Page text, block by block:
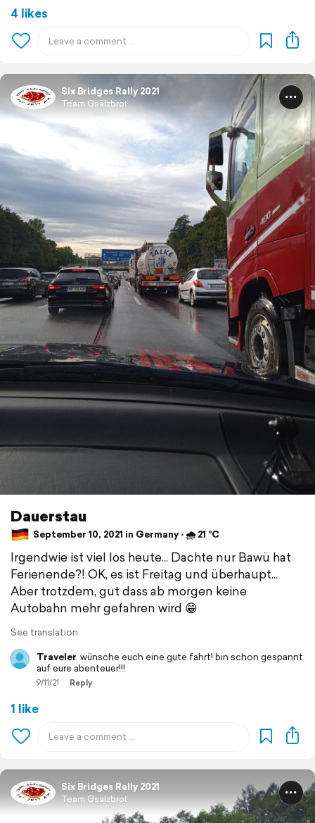
4 likes
Six Bridges Rally 2021
Team Gsälzbrot
Dauerstau
September 10, 2021 in Germany ⋅ 🌧 21 °C
Irgendwie ist viel los heute... Dachte nur Bawü hat
Ferienende?! OK, es ist Freitag und überhaupt...
Aber trotzdem, gut dass ab morgen keine
Autobahn mehr gefahren wird 😁
See translation
Traveler wünsche euch eine gute fahrt! bin schon gespannt
auf eure abenteuer!!!
9/11/21 Reply
1 like
Six Bridges Rally 2021
Team Gsälzbrot